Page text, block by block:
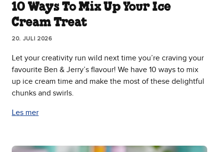
10 Ways To Mix Up Your Ice
Cream Treat
20. JULI 2026
Let your creativity run wild next time you’re craving your
favourite Ben & Jerry’s flavour! We have 10 ways to mix
up ice cream time and make the most of these delightful
chunks and swirls.
Les mer